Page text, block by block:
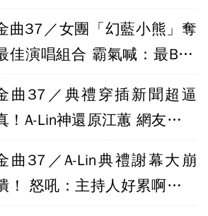
曲37／女團「幻藍小熊」奪
佳演唱組合 霸氣喊：最BAD
曲37／典禮穿插新聞超逼
！A-Lin神還原江蕙 網友好評
曲37／A-Lin典禮謝幕大崩
！ 怒吼：主持人好累啊我要